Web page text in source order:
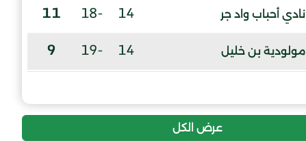
نادي أحباب واد جر 14
-18
11
مولودية بن خليل 14
-19
9
عرض الكل